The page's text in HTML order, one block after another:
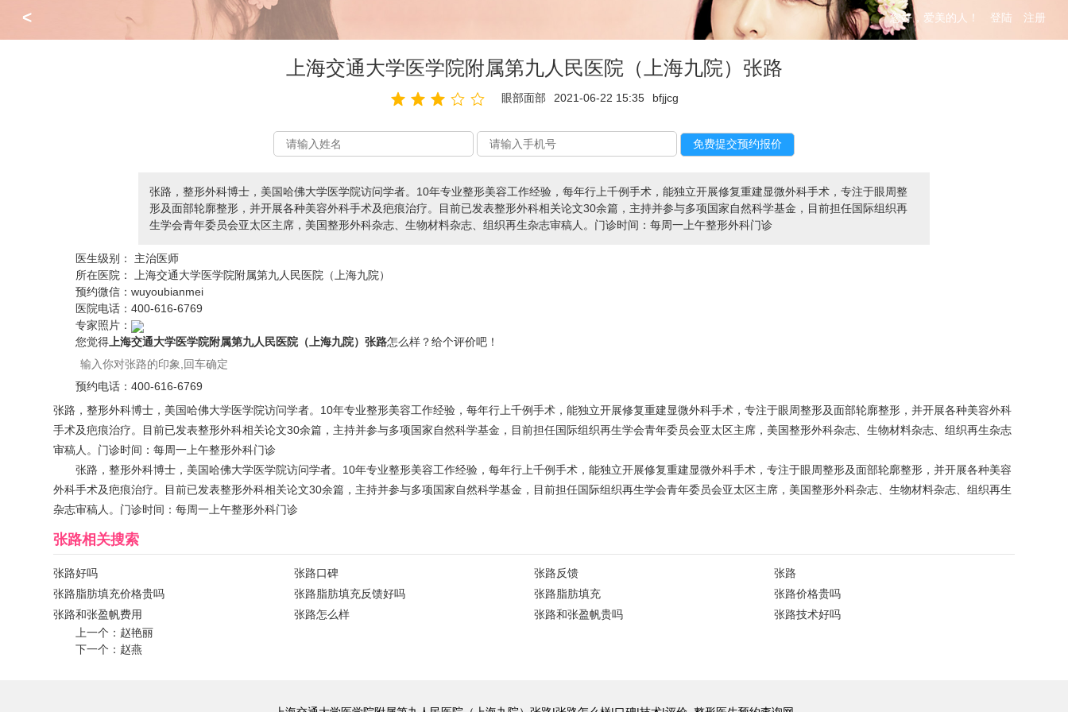
< 您好，爱美的人！ 登陆 注册
上海交通大学医学院附属第九人民医院（上海九院）张路
眼部面部 2021-06-22 15:35 bfjjcg
张路，整形外科博士，美国哈佛大学医学院访问学者。10年专业整形美容工作经验，每年行上千例手术，能独立开展修复重建显微外科手术，专注于眼周整
形及面部轮廓整形，并开展各种美容外科手术及疤痕治疗。目前已发表整形外科相关论文30余篇，主持并参与多项国家自然科学基金，目前担任国际组织再
生学会青年委员会亚太区主席，美国整形外科杂志、生物材料杂志、组织再生杂志审稿人。门诊时间：每周一上午整形外科门诊
医生级别：
主治医师
所在医院：
上海交通大学医学院附属第九人民医院（上海九院）
预约微信：wuyoubianmei
医院电话：400-616-6769
专家照片：
您觉得上海交通大学医学院附属第九人民医院（上海九院）张路怎么样？给个评价吧！
预约电话：400-616-6769
张路，整形外科博士，美国哈佛大学医学院访问学者。10年专业整形美容工作经验，每年行上千例手术，能独立开展修复重建显微外科手术，专注于眼周整形及面部轮廓整形，并开展各种美容外科
手术及疤痕治疗。目前已发表整形外科相关论文30余篇，主持并参与多项国家自然科学基金，目前担任国际组织再生学会青年委员会亚太区主席，美国整形外科杂志、生物材料杂志、组织再生杂志
审稿人。门诊时间：每周一上午整形外科门诊
张路，整形外科博士，美国哈佛大学医学院访问学者。10年专业整形美容工作经验，每年行上千例手术，能独立开展修复重建显微外科手术，专注于眼周整形及面部轮廓整形，并开展各种美容
外科手术及疤痕治疗。目前已发表整形外科相关论文30余篇，主持并参与多项国家自然科学基金，目前担任国际组织再生学会青年委员会亚太区主席，美国整形外科杂志、生物材料杂志、组织再生
杂志审稿人。门诊时间：每周一上午整形外科门诊
张路相关搜索
张路好吗 张路口碑 张路反馈
张路
张路脂肪填充价格贵吗
张路脂肪填充反馈好吗 张路脂肪填充
张路价格贵吗
张路和张盈帆费用
张路怎么样 张路和张盈帆贵吗
张路技术好吗
上一个： 赵艳丽
下一个： 赵燕